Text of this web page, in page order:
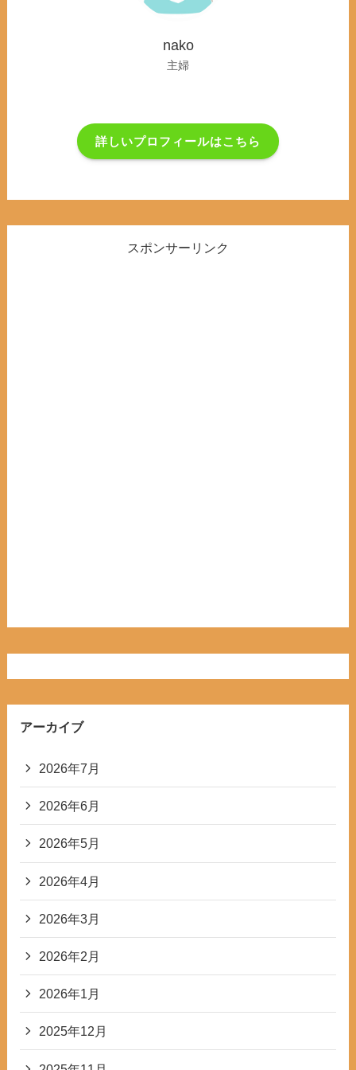
nako
主婦
詳しいプロフィールはこちら
スポンサーリンク
アーカイブ
2026年7月
2026年6月
2026年5月
2026年4月
2026年3月
2026年2月
2026年1月
2025年12月